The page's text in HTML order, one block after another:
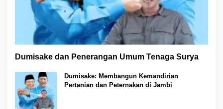
Dumisake dan Penerangan Umum Tenaga Surya
Dumisake: Membangun Kemandirian
Pertanian dan Peternakan di Jambi